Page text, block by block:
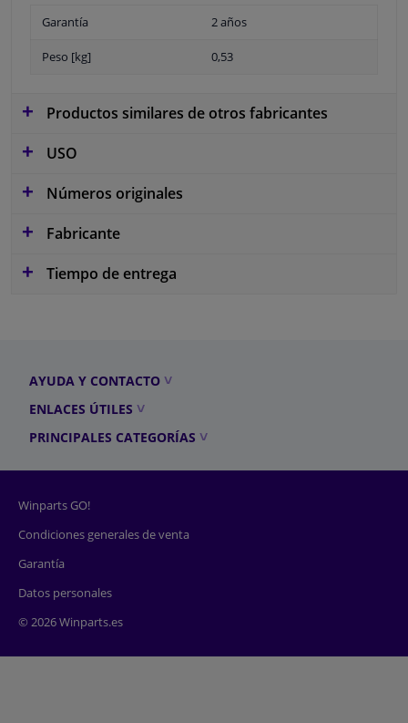
Garantía 2 años
Peso [kg] 0,53
Productos similares de otros fabricantes
USO
Números originales
Fabricante
Tiempo de entrega
AYUDA Y CONTACTO
ENLACES ÚTILES
PRINCIPALES CATEGORÍAS
Winparts GO!
Condiciones generales de venta
Garantía
Datos personales
© 2026 Winparts.es